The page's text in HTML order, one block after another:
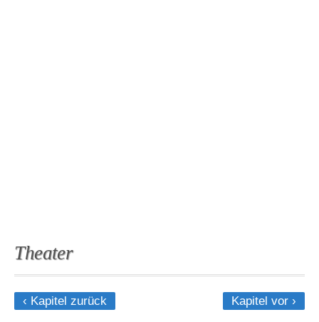
Theater
‹ Kapitel zurück Kapitel vor ›